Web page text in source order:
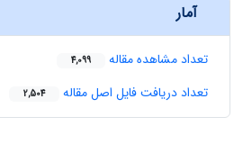
آمار
تعداد مشاهده مقاله 4,099
تعداد دریافت فایل اصل مقاله 2,504